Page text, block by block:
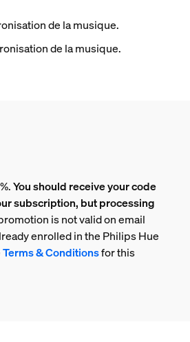
de la musique.
de la musique.
You should receive your code
subscription, but processing
is not valid on email
enrolled in the Philips Hue
Terms & Conditionsfor this